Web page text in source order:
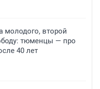
второй
тюменцы — про
40 лет